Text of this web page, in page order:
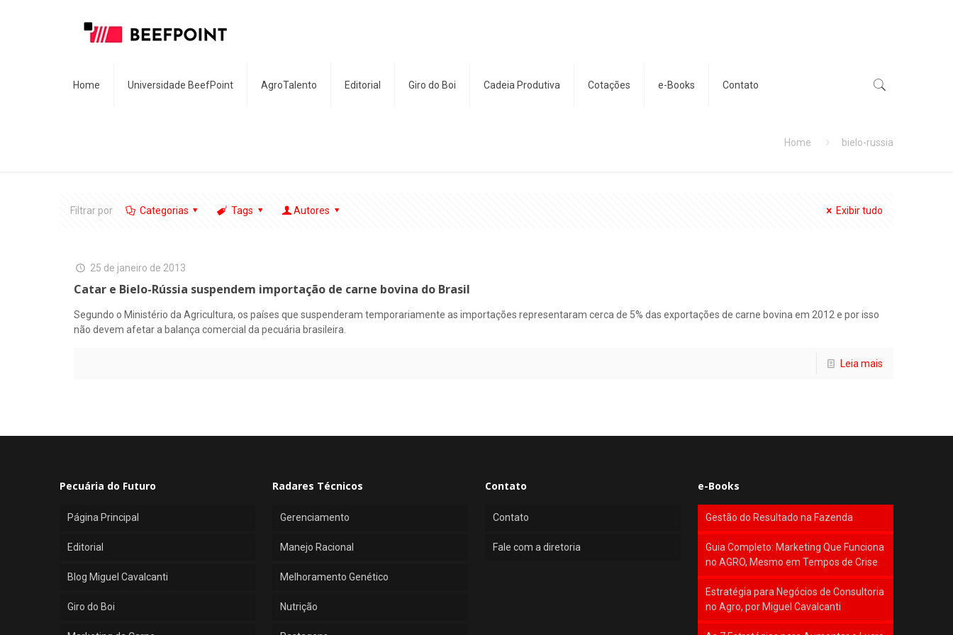
Home Universidade BeefPoint AgroTalento Editorial Giro do Boi Cadeia Produtiva Cotações e-Books Contato
Home bielo-russia
Filtrar por Categorias Tags Autores Exibir tudo
25 de janeiro de 2013
Catar e Bielo-Rússia suspendem importação de carne bovina do Brasil
Segundo o Ministério da Agricultura, os países que suspenderam temporariamente as importações representaram cerca de 5% das exportações de carne bovina em 2012 e por isso
não devem afetar a balança comercial da pecuária brasileira.
Leia mais
Pecuária do Futuro
Página Principal
Editorial
Blog Miguel Cavalcanti
Giro do Boi
Radares Técnicos
Gerenciamento
Manejo Racional
Melhoramento Genético
Nutrição
Contato
Contato
Fale com a diretoria
e-Books
Gestão do Resultado na Fazenda
Guia Completo: Marketing Que Funciona
no AGRO, Mesmo em Tempos de Crise
Estratégia para Negócios de Consultoria
no Agro, por Miguel Cavalcanti